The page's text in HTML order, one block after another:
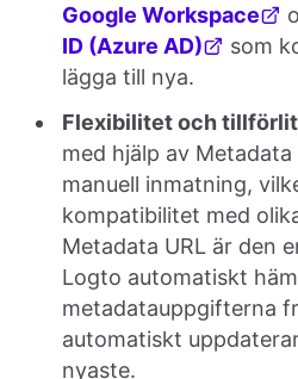
Google Workspace
ID (Azure AD)
som
lägga till nya.
Flexibilitet och
med hjälp av Metadata
manuell inmatning,
kompatibilitet med
Metadata URL är den
Logto automatiskt
metadatauppgifterna
automatiskt
nyaste.